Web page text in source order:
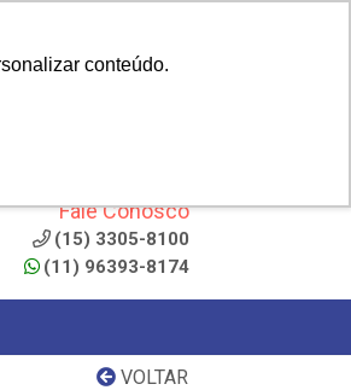
conteúdo.
Fale Conosco
(15) 3305-8100
(11) 96393-8174
VOLTAR